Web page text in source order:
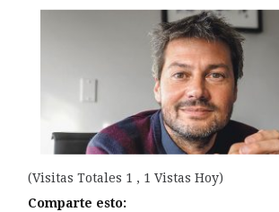
(Visitas Totales 1 , 1 Vistas Hoy)
Comparte esto: